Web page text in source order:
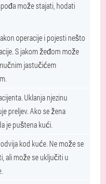
može stajati, hodati
operacije i pojesti nešto
S jakom žeđom može
jastučićem
Uklanja njezinu
preljev. Ako se žena
je puštena kući.
kod kuće. Ne može se
ali može se uključiti u